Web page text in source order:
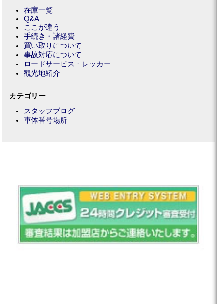
在庫一覧
Q&A
ここが違う
手続き・諸経費
買い取りについて
事故対応について
ロードサービス・レッカー
観光地紹介
カテゴリー
スタッフブログ
車体番号場所